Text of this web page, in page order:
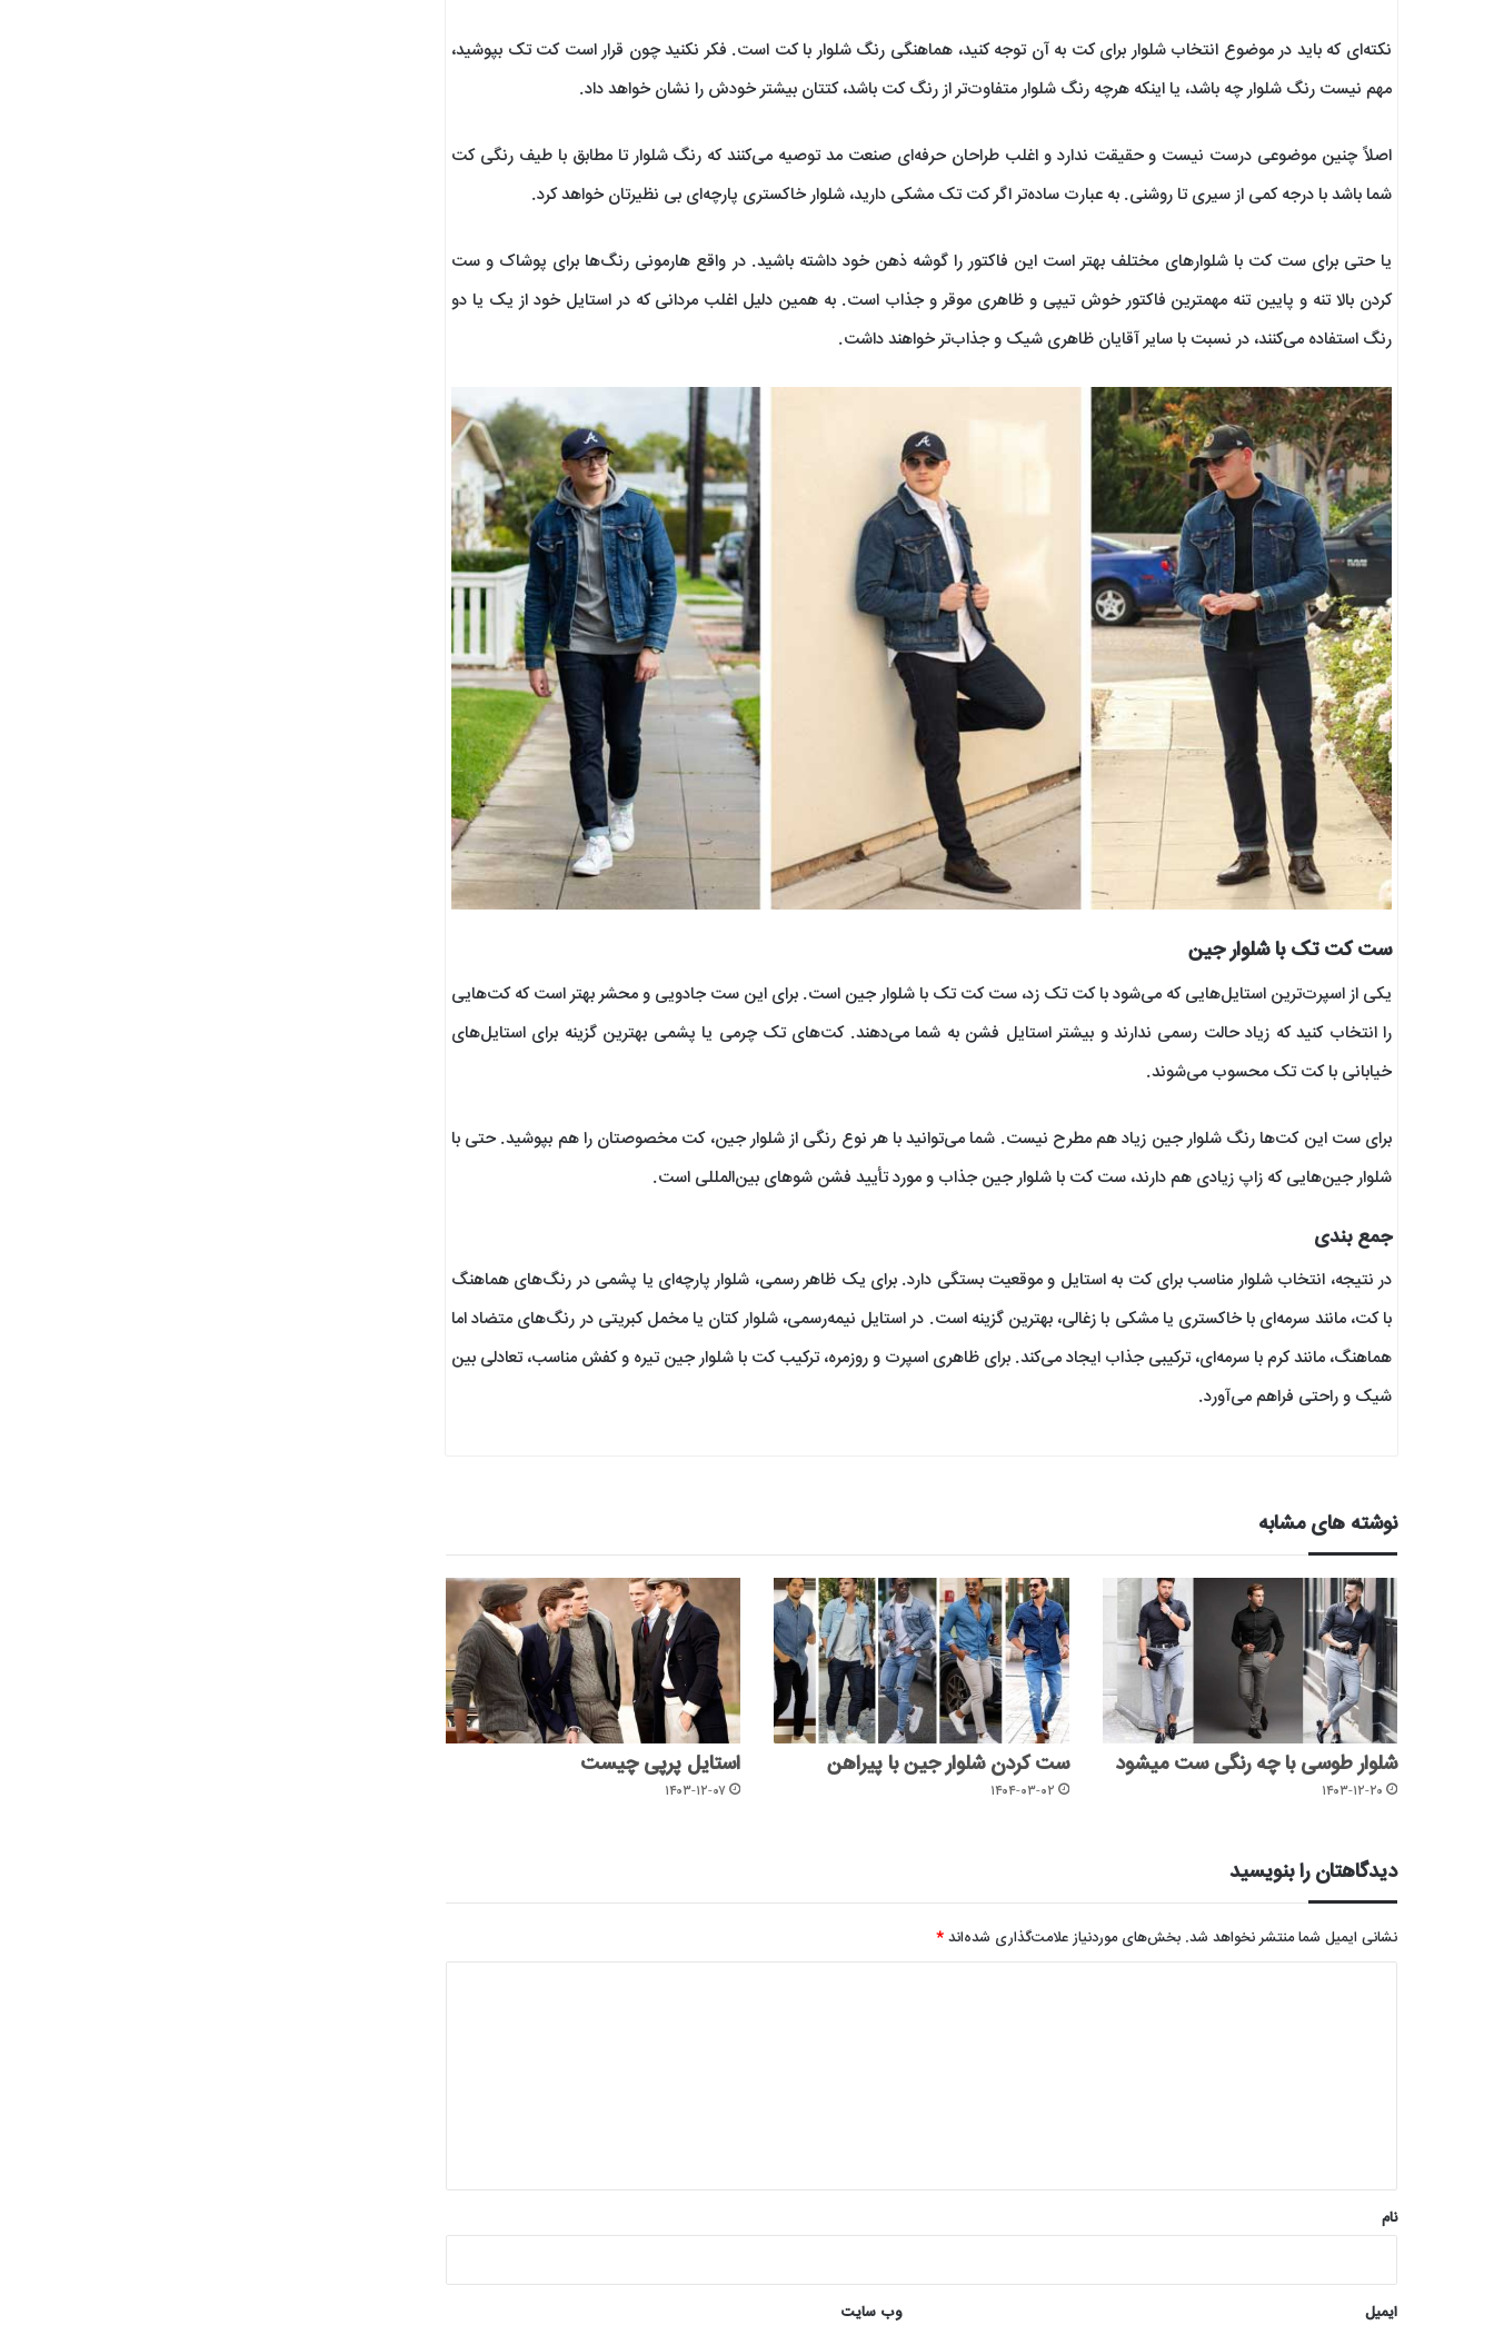
نکته‌ای که باید در موضوع انتخاب شلوار برای کت به آن توجه کنید، هماهنگی رنگ شلوار با کت است. فکر نکنید چون قرار است کت تک بپوشید،
مهم نیست رنگ شلوار چه باشد، یا اینکه هرچه رنگ شلوار متفاوت‌تر از رنگ کت باشد، کتتان بیشتر خودش را نشان خواهد داد.
اصلاً چنین موضوعی درست نیست و حقیقت ندارد و اغلب طراحان حرفه‌ای صنعت مد توصیه می‌کنند که رنگ شلوار تا مطابق با طیف رنگی کت
شما باشد با درجه کمی از سیری تا روشنی. به عبارت ساده‌تر اگر کت تک مشکی دارید، شلوار خاکستری پارچه‌ای بی نظیرتان خواهد کرد.
یا حتی برای ست کت با شلوار‌های مختلف بهتر است این فاکتور را گوشه ذهن خود داشته باشید. در واقع هارمونی رنگ‌ها برای پوشاک و ست
کردن بالا تنه و پایین تنه مهمترین فاکتور خوش تیپی و ظاهری موقر و جذاب است. به همین دلیل اغلب مردانی که در استایل خود از یک یا دو
رنگ استفاده می‌کنند، در نسبت با سایر آقایان ظاهری شیک و جذاب‌تر خواهند داشت.
ست کت تک با شلوار جین
یکی از اسپرت‌ترین استایل‌هایی که می‌شود با کت تک زد، ست کت تک با شلوار جین است. برای این ست جادویی و محشر بهتر است که کت‌هایی
را انتخاب کنید که زیاد حالت رسمی ندارند و بیشتر استایل فشن به شما می‌دهند. کت‌های تک چرمی یا پشمی بهترین گزینه برای استایل‌های
خیابانی با کت تک محسوب می‌شوند.
برای ست این کت‌ها رنگ شلوار جین زیاد هم مطرح نیست. شما می‌توانید با هر نوع رنگی از شلوار جین، کت مخصوصتان را هم بپوشید. حتی با
شلوار جین‌هایی که زاپ زیادی هم دارند، ست کت با شلوار جین جذاب و مورد تأیید فشن شو‌های بین‌المللی است.
جمع بندی
در نتیجه، انتخاب شلوار مناسب برای کت به استایل و موقعیت بستگی دارد. برای یک ظاهر رسمی، شلوار پارچه‌ای یا پشمی در رنگ‌های هماهنگ
با کت، مانند سرمه‌ای با خاکستری یا مشکی با زغالی، بهترین گزینه است. در استایل نیمه‌رسمی، شلوار کتان یا مخمل کبریتی در رنگ‌های متضاد اما
هماهنگ، مانند کرم با سرمه‌ای، ترکیبی جذاب ایجاد می‌کند. برای ظاهری اسپرت و روزمره، ترکیب کت با شلوار جین تیره و کفش مناسب، تعادلی بین
شیک و راحتی فراهم می‌آورد.
نوشته های مشابه
شلوار طوسی با چه رنگی ست میشود
۱۴۰۳-۱۲-۲۰
ست کردن شلوار جین با پیراهن
۱۴۰۴-۰۳-۰۲
استایل پرپی چیست
۱۴۰۳-۱۲-۰۷
دیدگاهتان را بنویسید
نشانی ایمیل شما منتشر نخواهد شد. بخش‌های موردنیاز علامت‌گذاری شده‌اند*
نام
ایمیل وب‌ سایت